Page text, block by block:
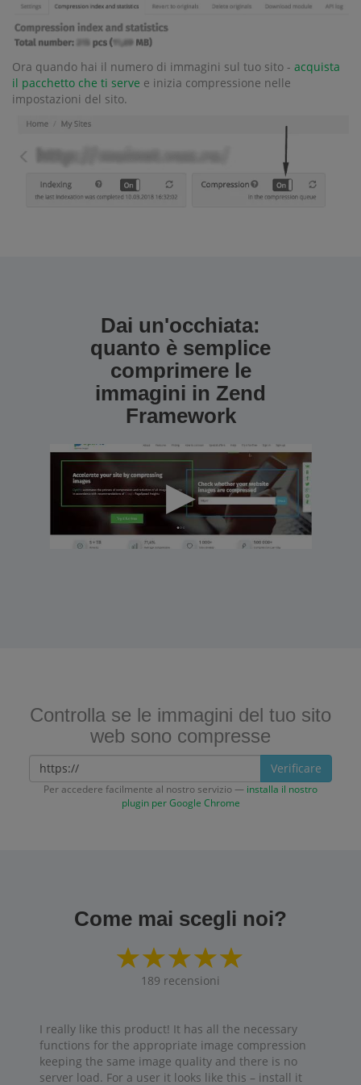
Ora quando hai il numero di immagini sul tuo sito - acquista
il pacchetto che ti serve e inizia compressione nelle
impostazioni del sito.
Dai un'occhiata:
quanto è semplice
comprimere le
immagini in Zend
Framework
Controlla se le immagini del tuo sito
web sono compresse
Verificare
Per accedere facilmente al nostro servizio — installa il nostro
plugin per Google Chrome
Come mai scegli noi?
189 recensioni
I really like this product! It has all the necessary
functions for the appropriate image compression
keeping the same image quality and there is no
server load. For a user it looks like this – install it